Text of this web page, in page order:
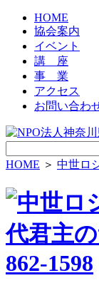
HOME
協会案内
イベント
講 座
事 業
アクセス
お問い合わ
HOME ＞ 中世ロ